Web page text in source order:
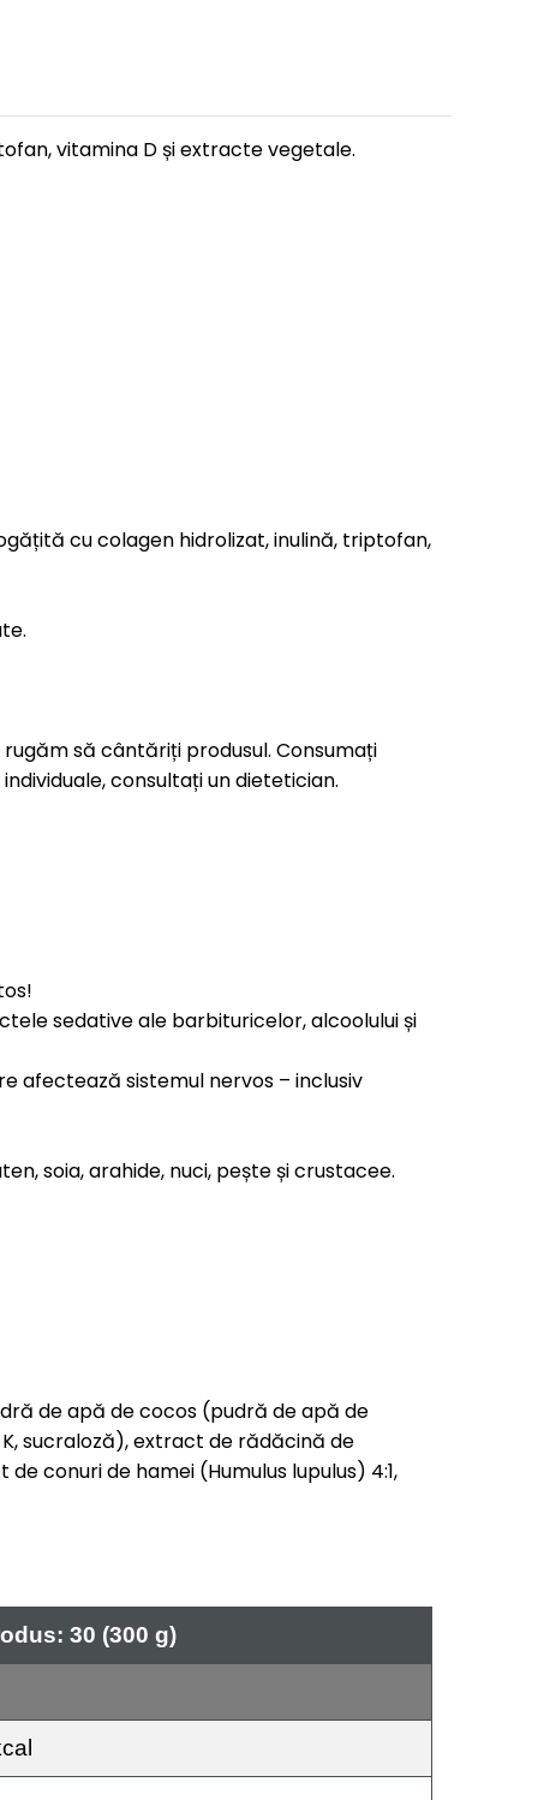
vitamina D și extracte vegetale.
cu colagen hidrolizat, inulină, triptofan,
să cântăriți produsul. Consumați
consultați un dietetician.
sedative ale barbituricelor, alcoolului și
afectează sistemul nervos – inclusiv
soia, arahide, nuci, pește și crustacee.
de apă de cocos (pudră de apă de
sucraloză), extract de rădăcină de
conuri de hamei (Humulus lupulus) 4:1,
30 (300 g)